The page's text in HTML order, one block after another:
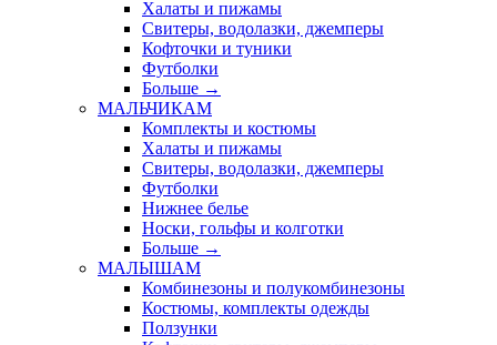
Халаты и пижамы
Свитеры, водолазки, джемперы
Кофточки и туники
Футболки
Больше →
МАЛЬЧИКАМ
Комплекты и костюмы
Халаты и пижамы
Свитеры, водолазки, джемперы
Футболки
Нижнее белье
Носки, гольфы и колготки
Больше →
МАЛЫШАМ
Комбинезоны и полукомбинезоны
Костюмы, комплекты одежды
Ползунки